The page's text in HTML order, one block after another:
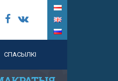
СПАСЫЛКІ